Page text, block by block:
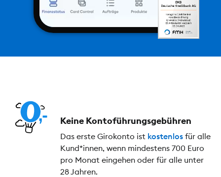
Keine Kontoführungs­gebühren
Das erste Girokonto ist kostenlos für alle
Kund*innen, wenn mindestens 700 Euro
pro Monat eingehen oder für alle unter
28 Jahren.